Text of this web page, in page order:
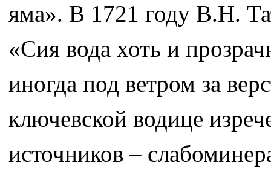
яма». В 1721 году В.Н.
«Сия вода хоть и
иногда под ветром за
ключевской водице
источников –